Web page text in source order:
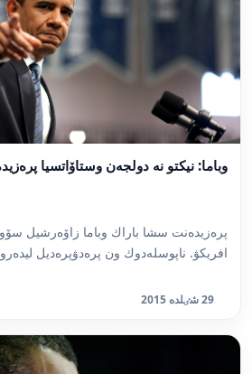
وباما: نيكتو نە دولجەن وستاۆاتسيا
پرەزيدەنت سشا باراك وباما زاۆەرشيل
افريكۋ. ناپوسلەدوك ون پرەدۋپرەديل
29 شٸلدە 2015